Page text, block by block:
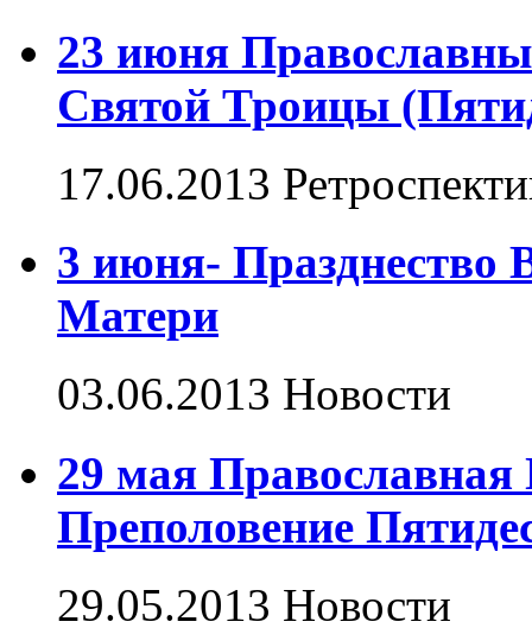
23 июня
Святой Троицы
17.06.2013
3 июня- Празднество
Матери
03.06.2013 Новости
29 мая Православная
Преполовение
29.05.2013 Новости